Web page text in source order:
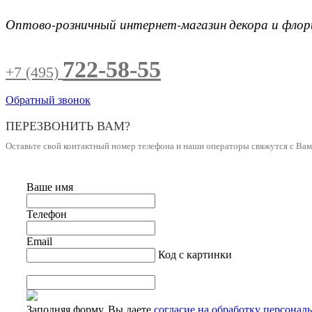
Оптово-розничный интернет-магазиндекора и
+7 (495) 722-58-55
Обратный звонок
ПЕРЕЗВОНИТЬ ВАМ?
Оставьте свой контактный номер телефона и наши операторы свяжутся с
Ваше имя
Телефон
Email
Код с картинки
Заполняя форму, Вы даете согласие на обработку